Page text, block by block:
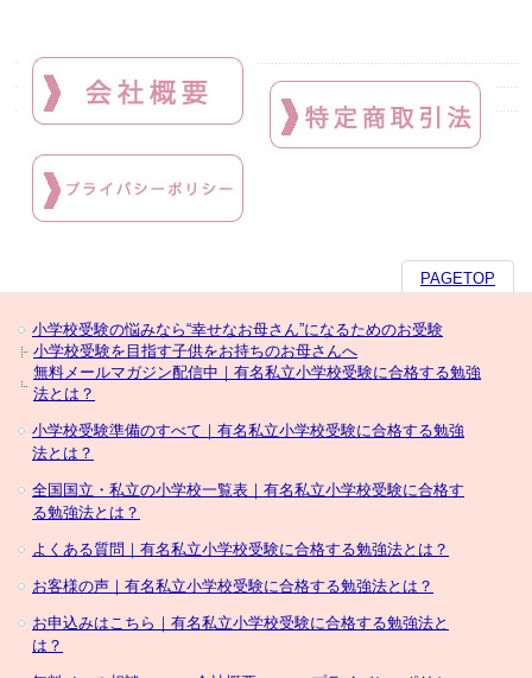
PAGETOP
小学校受験の悩みなら“幸せなお母さん”になるためのお受験
小学校受験を目指す子供をお持ちのお母さんへ
無料メールマガジン配信中｜有名私立小学校受験に合格する勉強
法とは？
小学校受験準備のすべて｜有名私立小学校受験に合格する勉強
法とは？
全国国立・私立の小学校一覧表｜有名私立小学校受験に合格す
る勉強法とは？
よくある質問｜有名私立小学校受験に合格する勉強法とは？
お客様の声｜有名私立小学校受験に合格する勉強法とは？
お申込みはこちら｜有名私立小学校受験に合格する勉強法と
は？